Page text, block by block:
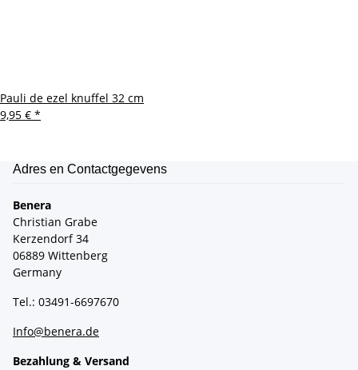
Pauli de ezel knuffel 32 cm
9,95 € *
Adres en Contactgegevens
Benera
Christian Grabe
Kerzendorf 34
06889 Wittenberg
Germany
Tel.: 03491-6697670
Info@benera.de
Bezahlung & Versand